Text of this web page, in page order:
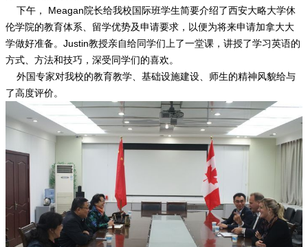
下午， Meagan院长给我校国际班学生简要介绍了西安大略大学休
伦学院的教育体系、留学优势及申请要求，以便为将来申请加拿大大
学做好准备。Justin教授亲自给同学们上了一堂课，讲授了学习英语的
方式、方法和技巧，深受同学们的喜欢。
外国专家对我校的教育教学、基础设施建设、师生的精神风貌给与
了高度评价。